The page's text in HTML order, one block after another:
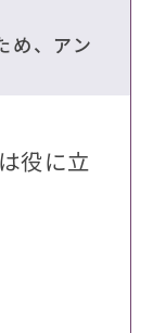
め、アン
役に立